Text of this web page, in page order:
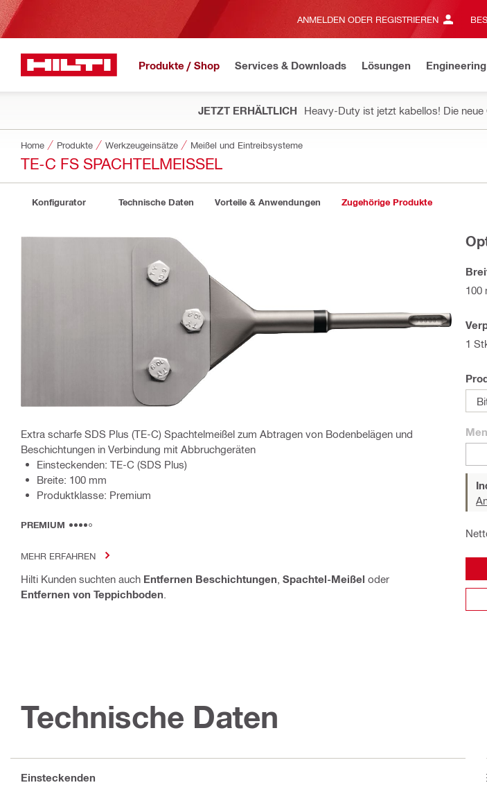
ANMELDEN ODER REGISTRIEREN
Produkte / Shop Services & Downloads Lösungen
JETZT ERHÄLTLICH Heavy-Duty ist jetzt kabellos! Die
Home Produkte Werkzeugeinsätze Meißel und Eintreibsysteme
TE-C FS SPACHTELMEISSEL
Konfigurator Technische Daten Vorteile & Anwendungen Zugehörige Produkte
Extra scharfe SDS Plus (TE-C) Spachtelmeißel zum Abtragen von Bodenbelägen und
Beschichtungen in Verbindung mit Abbruchgeräten
Einsteckenden: TE-C (SDS Plus)
Breite: 100 mm
Produktklasse: Premium
PREMIUM
MEHR ERFAHREN
Hilti Kunden suchten auch Entfernen Beschichtungen Spachtel-Meißel oder
Entfernen von Teppichboden
100
1
Technische Daten
Einsteckenden